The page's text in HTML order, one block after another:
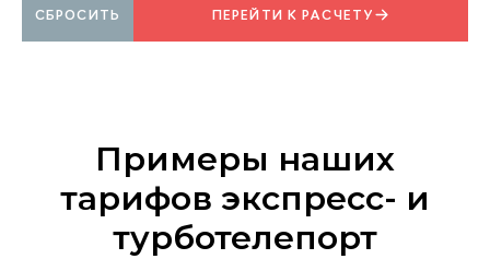
ПЕРЕЙТИ К РАСЧЕТУ
СБРОСИТЬ
Примеры наших
тарифов экспресс- и
турботелепорт